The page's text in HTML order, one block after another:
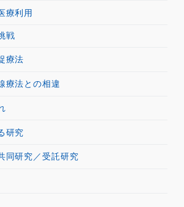
療利用
戦
療法
療法との相違
研究
同研究／受託研究